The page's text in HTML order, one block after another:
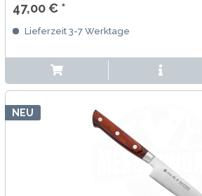
47,00 € *
Lieferzeit 3-7 Werktage
NEU